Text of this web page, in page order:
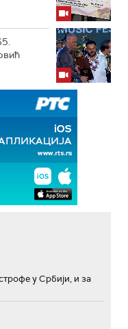
у Србији, и за